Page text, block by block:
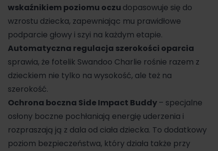
wskaźnikiem poziomu oczu dopasowuje się do
wzrostu dziecka, zapewniając mu prawidłowe
podparcie głowy i szyi na każdym etapie.
Automatyczna regulacja szerokości oparcia
sprawia, że fotelik Swandoo Charlie rośnie razem z
dzieckiem nie tylko na wysokość, ale też na
szerokość.
Ochrona boczna Side Impact Buddy– specjalne
osłony boczne pochłaniają energię uderzenia i
rozpraszają ją z dala od ciała dziecka. To dodatkowy
poziom bezpieczeństwa, który działa także przy